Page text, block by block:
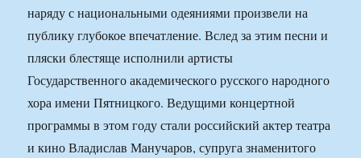
наряду с национальными одеяниями произвели на
публику глубокое впечатление. Вслед за этим песни и
пляски блестяще исполнили артисты
Государственного академического русского народного
хора имени Пятницкого. Ведущими концертной
программы в этом году стали российский актер театра
и кино Владислав Манучаров, супруга знаменитого